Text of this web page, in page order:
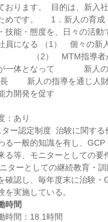
おります。  目的は、新入
めです。 　 1．新人の育成
技能・態度を、日々の活動
員になる （1）　個々の新
　　　 （2）　MTM指導
一体となって 　　　 新人
　　新人の指導を通じ人
：あり
ー認定制度  治験に関す
る一般的知識を有し、
る等、モニターとしての要
ターとしての継続教育・
確認し、毎年度末に治験・
時間